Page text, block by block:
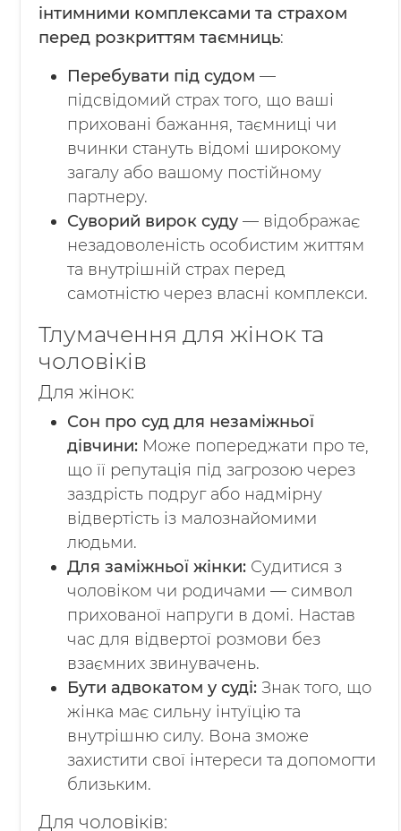
інтимними комплексами та страхом
перед розкриттям таємниць:
Перебувати під судом —
підсвідомий страх того, що ваші
приховані бажання, таємниці чи
вчинки стануть відомі широкому
загалу або вашому постійному
партнеру.
Суворий вирок суду — відображає
незадоволеність особистим життям
та внутрішній страх перед
самотністю через власні комплекси.
Тлумачення для жінок та
чоловіків
Для жінок:
Сон про суд для незаміжньої
дівчини: Може попереджати про те,
що її репутація під загрозою через
заздрість подруг або надмірну
відвертість із малознайомими
людьми.
Для заміжньої жінки: Судитися з
чоловіком чи родичами — символ
прихованої напруги в домі. Настав
час для відвертої розмови без
взаємних звинувачень.
Бути адвокатом у суді: Знак того, що
жінка має сильну інтуїцію та
внутрішню силу. Вона зможе
захистити свої інтереси та допомогти
близьким.
Для чоловіків: